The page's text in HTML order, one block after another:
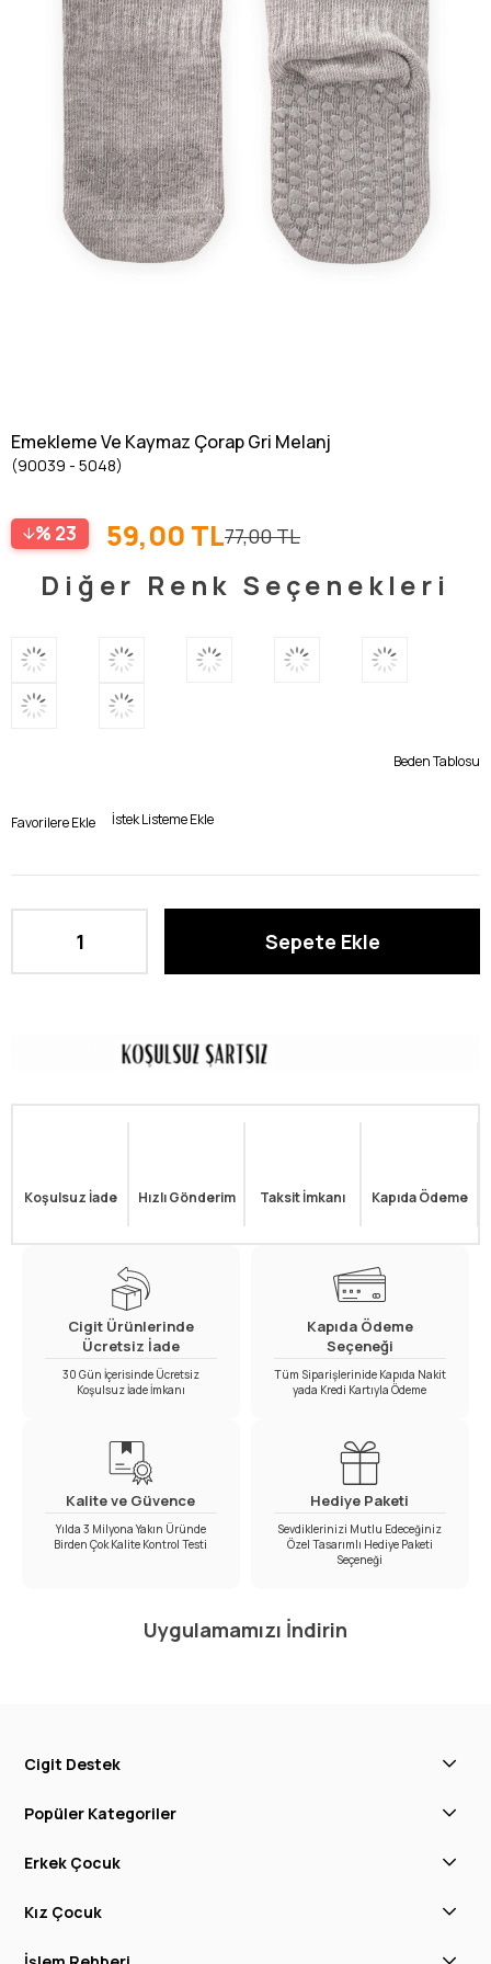
Emekleme Ve Kaymaz Çorap Gri Melanj
(90039 - 5048)
23 77,00 TL
59,00 TL
Diğer Renk Seçenekleri
Beden Tablosu
Favorilere Ekle İstek Listeme Ekle
Koşulsuz İade Hızlı Gönderim Taksit İmkanı Kapıda Ödeme
Cigit Ürünlerinde
Ücretsiz İade
30 Gün İçerisinde Ücretsiz
Koşulsuz İade İmkanı
Kapıda Ödeme
Seçeneği
Tüm Siparişlerinide Kapıda Nakit
yada Kredi Kartıyla Ödeme
Kalite ve Güvence
Yılda 3 Milyona Yakın Üründe
Birden Çok Kalite Kontrol Testi
Hediye Paketi
Sevdiklerinizi Mutlu Edeceğiniz
Özel Tasarımlı Hediye Paketi
Seçeneği
Uygulamamızı İndirin
Cigit Destek
Popüler Kategoriler
Erkek Çocuk
Kız Çocuk